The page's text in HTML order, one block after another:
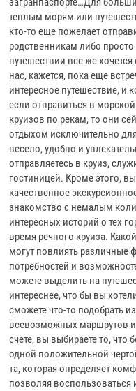
теплым морям или
кто-то еще пожелает
родственникам либо
путешествии все же
нас, кажется, пока еще
интересное путешествие,
если отправиться в
круизов по рекам, то они
отдыхом исключительно
весело, удобно и
отправляетесь в круиз,
гостиницей. Кроме этого,
качественное
знакомство с немалым
интересных историй о тех
время речного круиза.
могут повлиять различные
потребностей и
можете выделить на
интереснее, что бы вы
сможете что-то подобрать
всевозможных маршрутов
счете, вы выбираете то, что
одной положительной
та, которая определяет
позволяя